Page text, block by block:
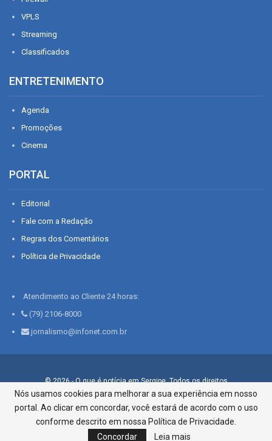
VPLS
Streaming
Classificados
ENTRETENIMENTO
Agenda
Promoções
Cinema
PORTAL
Editorial
Fale com a Redação
Regras dos Comentários
Política de Privacidade
Atendimento ao Cliente 24 horas:
(79) 2106-8000
jornalismo@infonet.com.br
© 2026 - O que é notícia em Sergipe. Todos os direitos
reservados.
Infonet - Rua Monsenhor Silveira 276, Bairro São José |
Aracaju-SE, CEP 49015-030, Fone: 79.2106.8000 - CI Centro de
Informações LTDA
Nós usamos cookies para melhorar a sua experiência em nosso
portal. Ao clicar em concordar, você estará de acordo com o uso
conforme descrito em nossa Política de Privacidade.
Concordar
Leia mais